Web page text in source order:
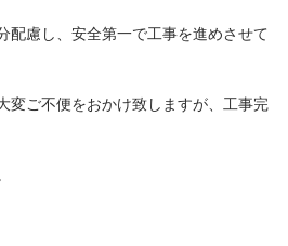
配慮し、安全第一で工事を進めさせて
変ご不便をおかけ致しますが、工事完